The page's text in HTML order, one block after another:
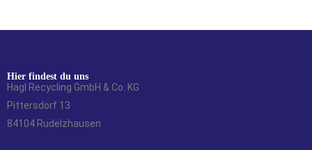
Hier findest du uns
Hagl Recycling GmbH & Co. KG
Pittersdorf 13
84104 Rudelzhausen